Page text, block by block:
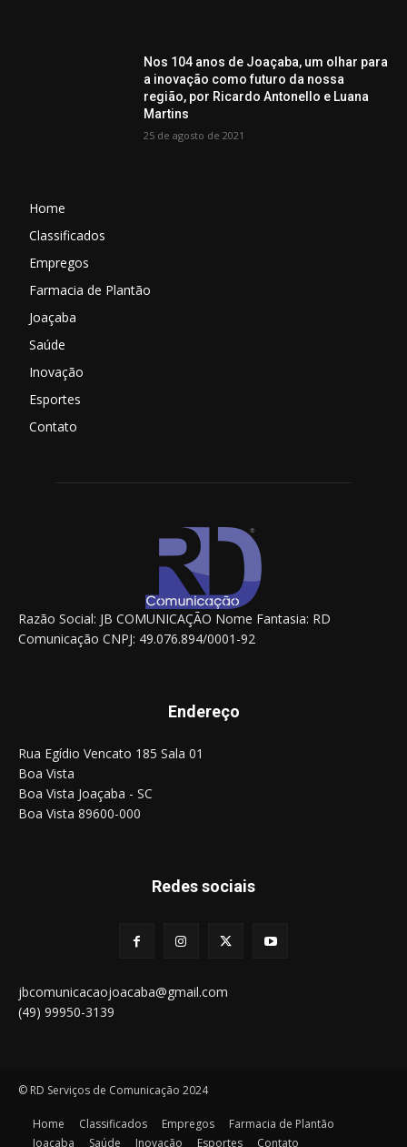
Nos 104 anos de Joaçaba, um olhar para
a inovação como futuro da nossa
região, por Ricardo Antonello e Luana
Martins
25 de agosto de 2021
Home
Classificados
Empregos
Farmacia de Plantão
Joaçaba
Saúde
Inovação
Esportes
Contato
Razão Social: JB COMUNICAÇÃO Nome Fantasia: RD
Comunicação CNPJ: 49.076.894/0001-92
Endereço
Rua Egídio Vencato 185 Sala 01
Boa Vista
Boa Vista Joaçaba - SC
Boa Vista 89600-000
Redes sociais
jbcomunicacaojoacaba@gmail.com
(49) 99950-3139
© RD Serviços de Comunicação 2024
Home Classificados Empregos
Farmacia de Plantão
Joaçaba
Saúde Inovação Esportes Contato